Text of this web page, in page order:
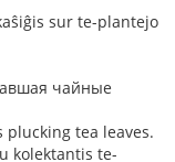
sur te-plantejo
чайные
plucking tea leaves.
kolektantis te-